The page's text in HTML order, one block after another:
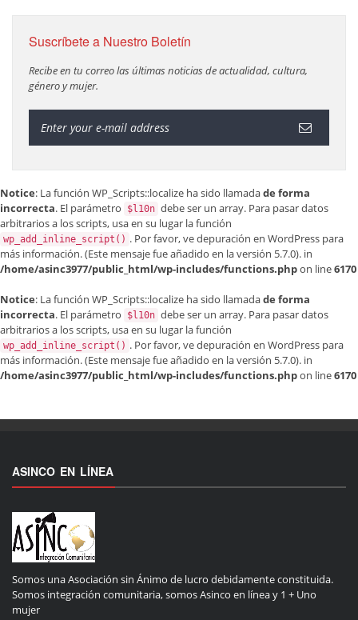
Suscríbete a Nuestro Boletín
Recibe en tu correo las últimas noticias de actualidad, cultura,
género y mujer.
Notice: La función WP_Scripts::localize ha sido llamadade forma
incorrecta. El parámetro $l10n debe ser un array. Para pasar datos
arbitrarios a los scripts, usa en su lugar la función
wp_add_inline_script() . Por favor, vedepuración en WordPress para
más información. (Este mensaje fue añadido en la versión 5.7.0). in
/home/asinc3977/public_html/wp-includes/functions.phpon line6170
Notice: La función WP_Scripts::localize ha sido llamadade forma
incorrecta. El parámetro $l10n debe ser un array. Para pasar datos
arbitrarios a los scripts, usa en su lugar la función
wp_add_inline_script() . Por favor, vedepuración en WordPress para
más información. (Este mensaje fue añadido en la versión 5.7.0). in
/home/asinc3977/public_html/wp-includes/functions.phpon line6170
ASINCO EN LÍNEA
Somos una Asociación sin Ánimo de lucro debidamente constituida.
Somos integración comunitaria, somos Asinco en línea y 1 + Uno
mujer